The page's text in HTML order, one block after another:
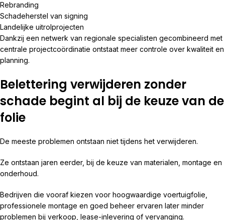
Rebranding
Schadeherstel van signing
Landelijke uitrolprojecten
Dankzij een netwerk van regionale specialisten gecombineerd met
centrale projectcoördinatie ontstaat meer controle over kwaliteit en
planning.
Belettering verwijderen zonder
schade begint al bij de keuze van de
folie
De meeste problemen ontstaan niet tijdens het verwijderen.
Ze ontstaan jaren eerder, bij de keuze van materialen, montage en
onderhoud.
Bedrijven die vooraf kiezen voor hoogwaardige voertuigfolie,
professionele montage en goed beheer ervaren later minder
problemen bij verkoop, lease-inlevering of vervanging.